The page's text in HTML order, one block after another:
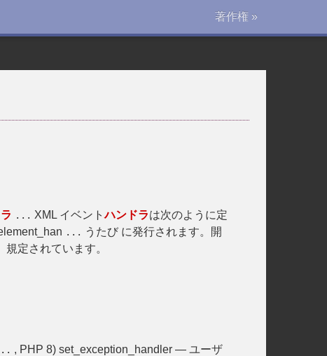
著作権 »
... XML イベントハンドラは次のように定
...
うたび に発行されます。開
規定されています。
, PHP 8) set_exception_handler — ユーザ